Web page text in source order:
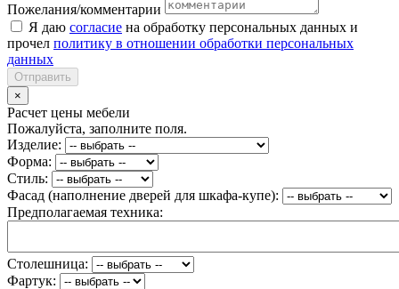
Пожелания/комментарии
Я даю согласие на обработку персональных данных и
прочел политику в отношении обработки персональных
данных
Отправить
×
Расчет цены мебели
Пожалуйста, заполните поля.
Изделие:
Форма:
Стиль:
Фасад (наполнение дверей для шкафа-купе):
Предполагаемая техника:
Столешница:
Фартук: